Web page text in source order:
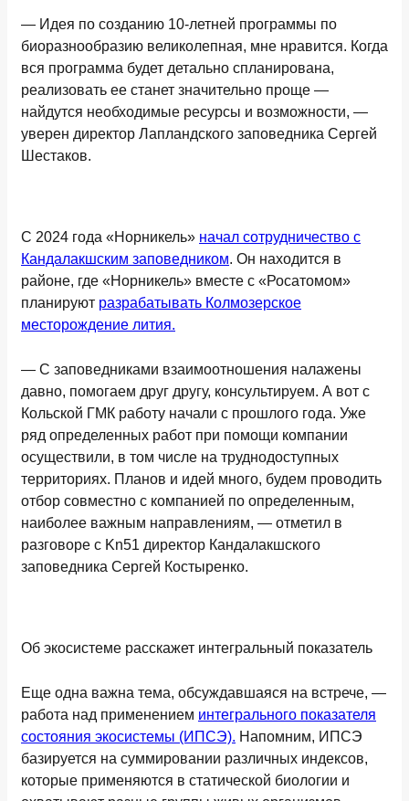
— Идея по созданию 10-летней программы по
биоразнообразию великолепная, мне нравится. Когда
вся программа будет детально спланирована,
реализовать ее станет значительно проще —
найдутся необходимые ресурсы и возможности, —
уверен директор Лапландского заповедника Сергей
Шестаков.
С 2024 года «Норникель» начал сотрудничество с
Кандалакшским заповедником. Он находится в
районе, где «Норникель» вместе с «Росатомом»
планируют разрабатывать Колмозерское
месторождение лития.
— С заповедниками взаимоотношения налажены
давно, помогаем друг другу, консультируем. А вот с
Кольской ГМК работу начали с прошлого года. Уже
ряд определенных работ при помощи компании
осуществили, в том числе на труднодоступных
территориях. Планов и идей много, будем проводить
отбор совместно с компанией по определенным,
наиболее важным направлениям, — отметил в
разговоре с Kn51 директор Кандалакшского
заповедника Сергей Костыренко.
Об экосистеме расскажет интегральный показатель
Еще одна важна тема, обсуждавшаяся на встрече, —
работа над применением интегрального показателя
состояния экосистемы (ИПСЭ). Напомним, ИПСЭ
базируется на суммировании различных индексов,
которые применяются в статической биологии и